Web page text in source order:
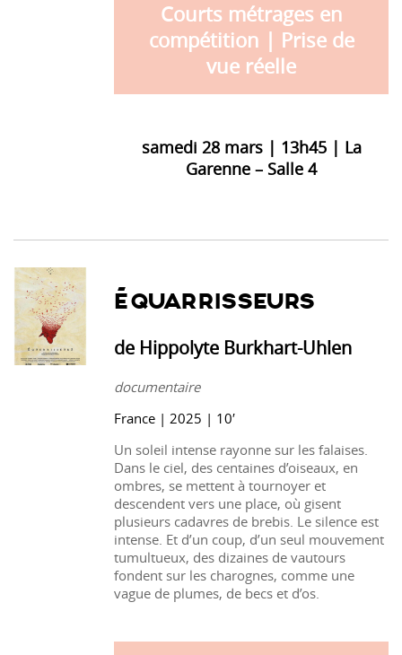
Courts métrages en
compétition | Prise de
vue réelle
samedi 28 mars | 13h45 | La
Garenne – Salle 4
ÉQUARRISSEURS
de Hippolyte Burkhart-Uhlen
documentaire
France | 2025 | 10′
Un soleil intense rayonne sur les falaises.
Dans le ciel, des centaines d’oiseaux, en
ombres, se mettent à tournoyer et
descendent vers une place, où gisent
plusieurs cadavres de brebis. Le silence est
intense. Et d’un coup, d’un seul mouvement
tumultueux, des dizaines de vautours
fondent sur les charognes, comme une
vague de plumes, de becs et d’os.